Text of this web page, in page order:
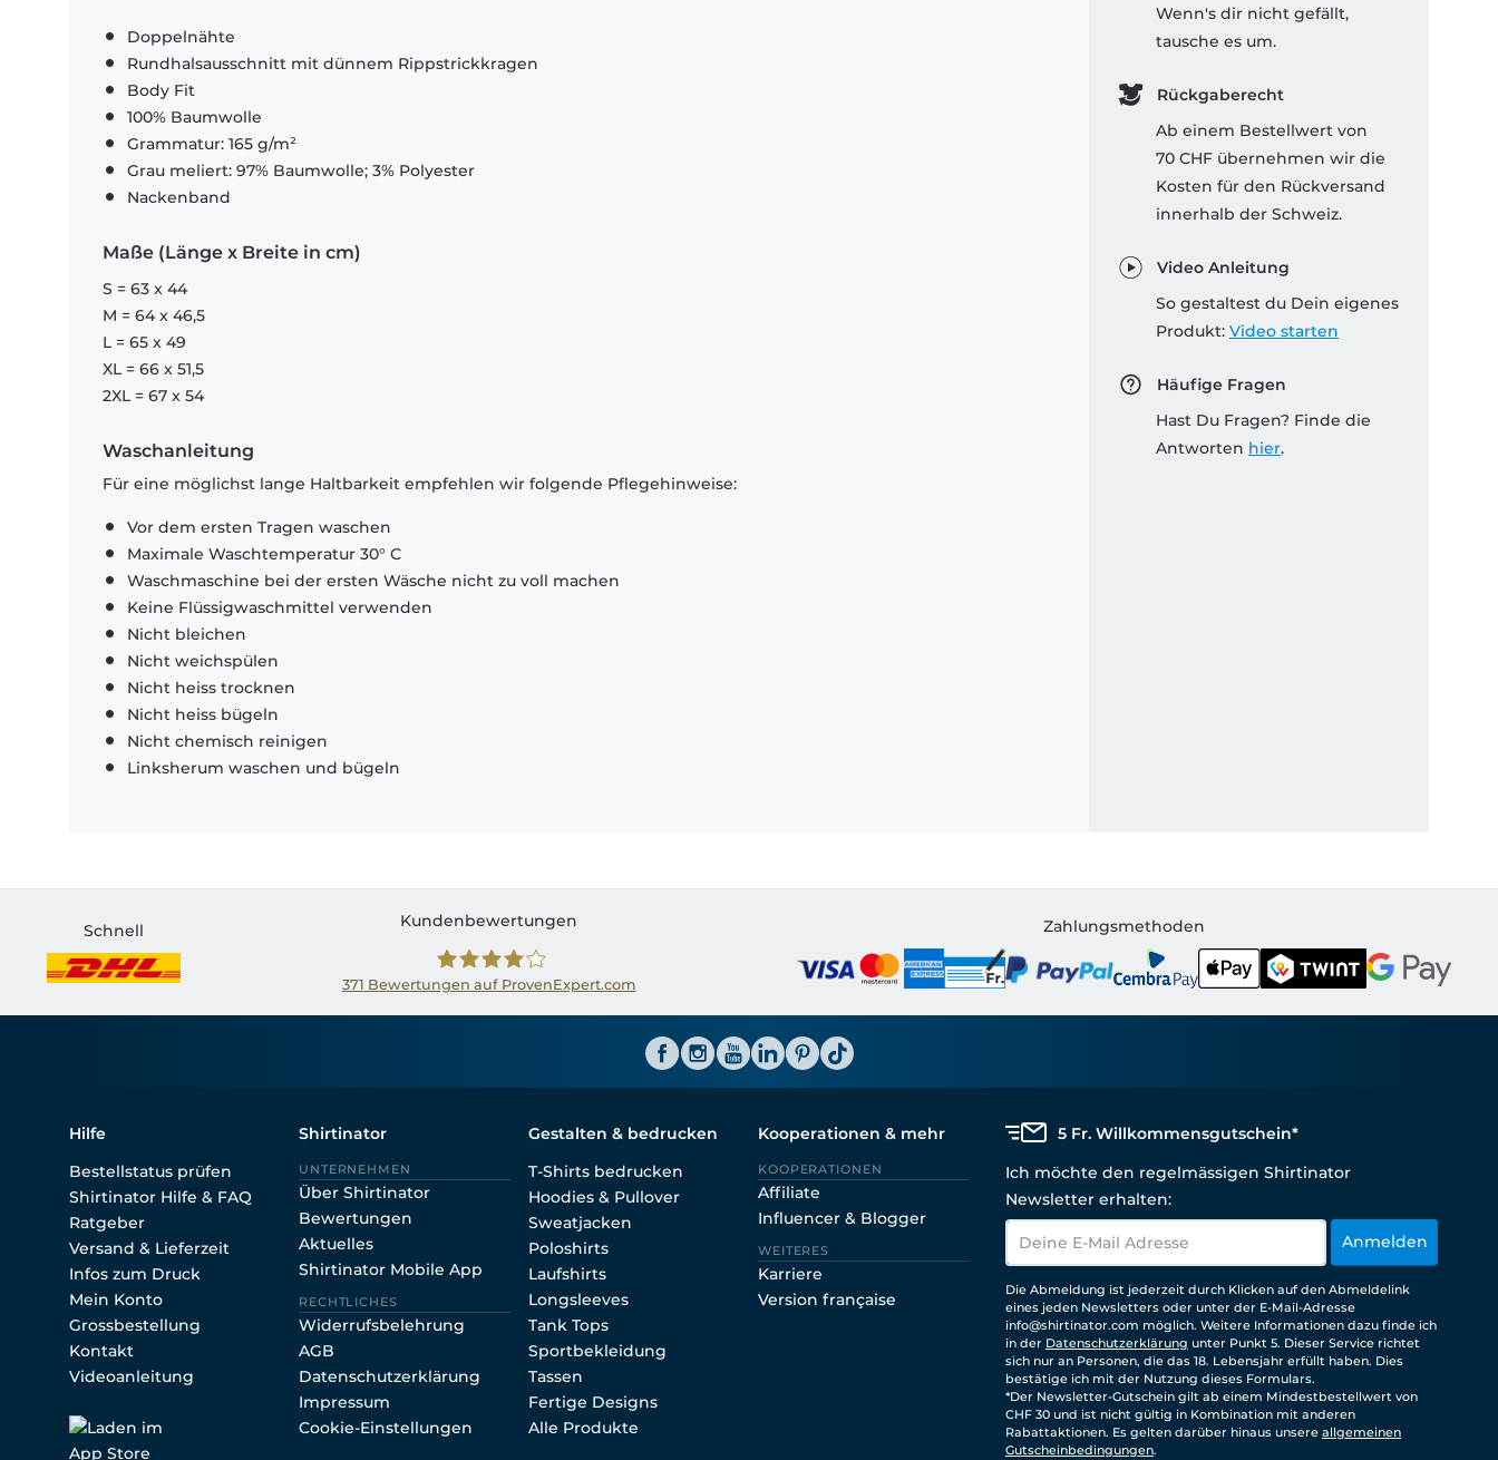
Doppelnähte
Rundhalsausschnitt mit dünnem Rippstrickkragen
Body Fit
100% Baumwolle
Grammatur: 165 g/m²
Grau meliert: 97% Baumwolle; 3% Polyester
Nackenband
Maße (Länge x Breite in cm)
S = 63 x 44
M = 64 x 46,5
L = 65 x 49
XL = 66 x 51,5
2XL = 67 x 54
Waschanleitung
Für eine möglichst lange Haltbarkeit empfehlen wir folgende Pflegehinweise:
Vor dem ersten Tragen waschen
Maximale Waschtemperatur 30° C
Waschmaschine bei der ersten Wäsche nicht zu voll machen
Keine Flüssigwaschmittel verwenden
Nicht bleichen
Nicht weichspülen
Nicht heiss trocknen
Nicht heiss bügeln
Nicht chemisch reinigen
Linksherum waschen und bügeln
Wenn's dir nicht gefällt,
tausche es um.
Rückgaberecht
Ab einem Bestellwert von
70 CHF übernehmen wir die
Kosten für den Rückversand
innerhalb der Schweiz.
Video Anleitung
So gestaltest du Dein eigenes
Produkt: Video starten
Häufige Fragen
Hast Du Fragen? Finde die
Antworten hier.
Schnell
Kundenbewertungen
371 Bewertungen auf ProvenExpert.com
Zahlungsmethoden
Hilfe
Bestellstatus prüfen
Shirtinator Hilfe & FAQ
Ratgeber
Versand & Lieferzeit
Infos zum Druck
Mein Konto
Grossbestellung
Kontakt
Videoanleitung
Shirtinator
UNTERNEHMEN
Über Shirtinator
Bewertungen
Aktuelles
Shirtinator Mobile App
RECHTLICHES
Widerrufsbelehrung
AGB
Datenschutzerklärung
Impressum
Cookie-Einstellungen
Gestalten & bedrucken
T-Shirts bedrucken
Hoodies & Pullover
Sweatjacken
Poloshirts
Laufshirts
Longsleeves
Tank Tops
Sportbekleidung
Tassen
Fertige Designs
Alle Produkte
Kooperationen & mehr
KOOPERATIONEN
Affiliate
Influencer & Blogger
WEITERES
Karriere
Version française
5 Fr. Willkommensgutschein*
Ich möchte den regelmässigen Shirtinator
Newsletter erhalten:
Anmelden
Die Abmeldung ist jederzeit durch Klicken auf den Abmeldelink
eines jeden Newsletters oder unter der E-Mail-Adresse
info@shirtinator.com möglich. Weitere Informationen dazu finde ich
in der Datenschutzerklärung unter Punkt 5. Dieser Service richtet
sich nur an Personen, die das 18. Lebensjahr erfüllt haben. Dies
bestätige ich mit der Nutzung dieses Formulars.
*Der Newsletter-Gutschein gilt ab einem Mindestbestellwert von
CHF 30 und ist nicht gültig in Kombination mit anderen
Rabattaktionen. Es gelten darüber hinaus unsere allgemeinen
Gutscheinbedingungen.